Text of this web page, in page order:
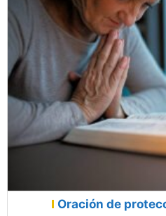
Oración de